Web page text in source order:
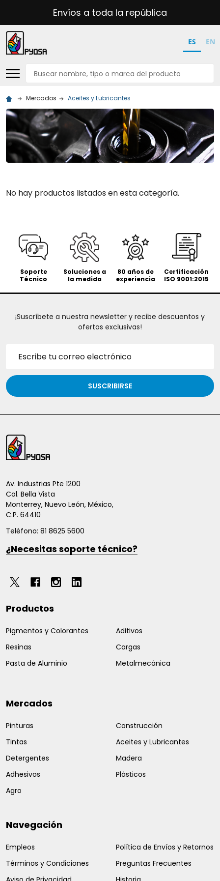
Envíos a toda la república
ES EN
Buscar
Mercados Aceites y Lubricantes
No hay productos listados en esta categoría.
Soporte
Técnico
Soluciones a
la medida
80 años de
experiencia
Certificación
ISO 9001:2015
¡Suscríbete a nuestra newsletter y recibe descuentos y
ofertas exclusivas!
correo
electrónico
SUSCRIBIRSE
Inicio
del
de
página
Av. Industrias Pte 1200
Col. Bella Vista
Monterrey, Nuevo León, México,
C.P. 64410
Teléfono: 81 8625 5600
¿Necesitas soporte técnico?
Productos
Pigmentos y Colorantes
Resinas
Pasta de Aluminio
Aditivos
Cargas
Metalmecánica
Mercados
Pinturas
Tintas
Detergentes
Adhesivos
Agro
Construcción
Aceites y Lubricantes
Madera
Plásticos
Navegación
Empleos
Términos y Condiciones
Política de Envíos y Retornos
Preguntas Frecuentes